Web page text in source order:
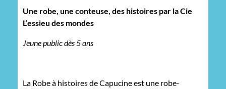
Une robe, une conteuse, des histoires par la Cie
L’essieu des mondes
Jeune public dès 5 ans
La Robe à histoires de Capucine est une robe-